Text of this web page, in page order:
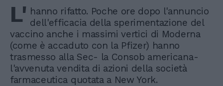
L' hanno rifatto. Poche ore dopo l'annuncio
dell'efficacia della sperimentazione del
vaccino anche i massimi vertici di Moderna
(come è accaduto con la Pfizer) hanno
trasmesso alla Sec- la Consob americana-
l'avvenuta vendita di azioni della società
farmaceutica quotata a New York.